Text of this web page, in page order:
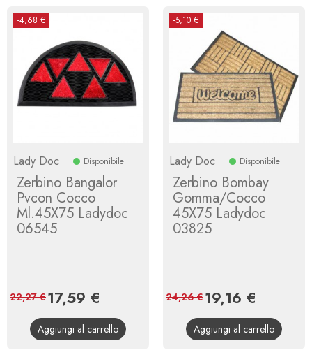
-4,68 €
Lady Doc Disponibile
Zerbino Bangalor
Pvcon Cocco
Ml.45X75 Ladydoc
06545
Prezzo
17,59 €
base
22,27 €
Aggiungi al carrello
-5,10 €
Lady Doc Disponibile
Zerbino Bombay
Gomma/Cocco
45X75 Ladydoc
03825
Prezzo
19,16 €
base
24,26 €
Aggiungi al carrello